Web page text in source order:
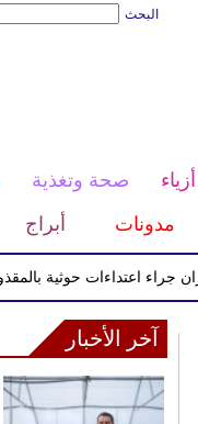
البحث
أزياء صحة وتغذية
مدونات أبراج
آخر الأخبار